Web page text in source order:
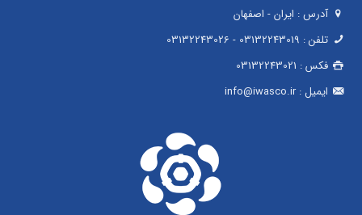
آدرس : ایران - اصفهان
تلفن : 03132243019
-
03132243026
فکس : 03132243021
ایمیل :info@iwasco.ir